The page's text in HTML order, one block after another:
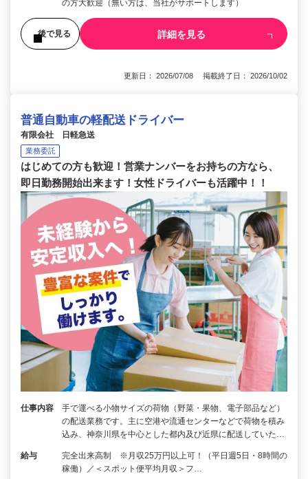
の方大歓迎（無い方は、当社がサポートします）
後で見る 詳細を見る
更新日： 2026/07/08 掲載終了日： 2026/10/02
普通自動車の軽配送ドライバー
有限会社 日軽急送
業務委託
はじめての方も歓迎！営業ナンバーをお持ちの方なら、
即日勤務開始出来ます！女性ドライバーも活躍中！！
仕事内容
手で運べる小物サイズの荷物（野菜・果物、電子部品など）
の配送業務です。主に空港や流通センターなどで荷物を積み
込み、神奈川県を中心とした都内及び近県に配送していた…
給与
完全出来高制 ※月収25万円以上可！（平日週5日・8時間の
稼働）／＜スポット便平均月収＞フ…